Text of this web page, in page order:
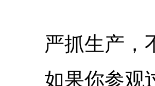
严抓生产，不
如果你参观过